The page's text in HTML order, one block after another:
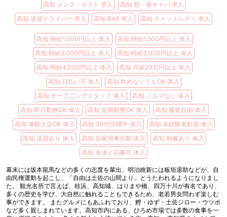
高知 メンズ・ホスト 求人
高知 朝・昼キャバ 求人
高知 送迎ドライバー 求人
高知 BAR 求人 高知 チャットレディ 求人
高知 時給1,000円以上 体入
高知 時給1,500円以上 体入
高知 時給2,000円以上 体入
高知 時給3,000円以上 体入
高知 時給4,000円以上 体入
高知 月給20万円以上 体入
高知 日払い可 体入
高知 飲めなくてもOK 体入
高知 オープニングスタッフ 体入
高知 ノルマなし 体入
高知 即日勤務OK 体入
高知 短期勤務OK 体入
高知 服装自由 体入
高知 体験入店OK 体入
高知 30代活躍中 体入
高知 未経験者歓迎 体入
高知 送迎あり 体入
高知 自家用車出勤 体入
高知 制服あり 体入
高知 友達と応募可 体入
幕末には坂本龍馬などの多くの志度を輩出、明治維新には板垣退助などが、自
由民権運動を起こし、「自由は土佐の山間より」とうたわれるようになりまし
た。 観光名所で言えば、桂浜、高知城、はりまや橋、四万十川が有名であり、
多くの歴史を学び、大自然に触れることもできるため、老若男女問わず楽しむ
事ができます。 またグルメにもあふれており、鰹・ゆず・土佐ジロー・ウツボ
など多く親しまれています。高知市内にある、ひろめ市場では多数の食事を一